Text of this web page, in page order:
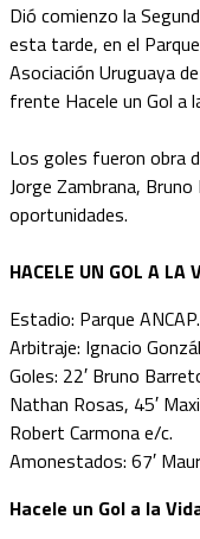
Dió comienzo la
esta tarde, en el
Asociación Uruguaya
frente Hacele un Gol a
Los goles fueron obra
Jorge Zambrana,
oportunidades.
HACELE UN GOL A LA
Estadio: Parque ANCAP.
Arbitraje: Ignacio
Goles: 22′ Bruno
Nathan Rosas, 45′
Robert Carmona e/c.
Amonestados: 67′
Hacele un Gol a la